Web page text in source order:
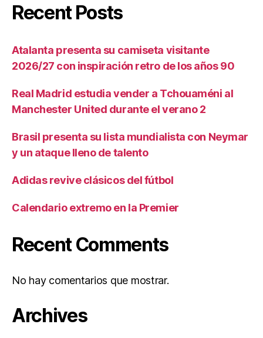
Recent Posts
Atalanta presenta su camiseta visitante
2026/27 con inspiración retro de los años 90
Real Madrid estudia vender a Tchouaméni al
Manchester United durante el verano 2
Brasil presenta su lista mundialista con Neymar
y un ataque lleno de talento
Adidas revive clásicos del fútbol
Calendario extremo en la Premier
Recent Comments
No hay comentarios que mostrar.
Archives